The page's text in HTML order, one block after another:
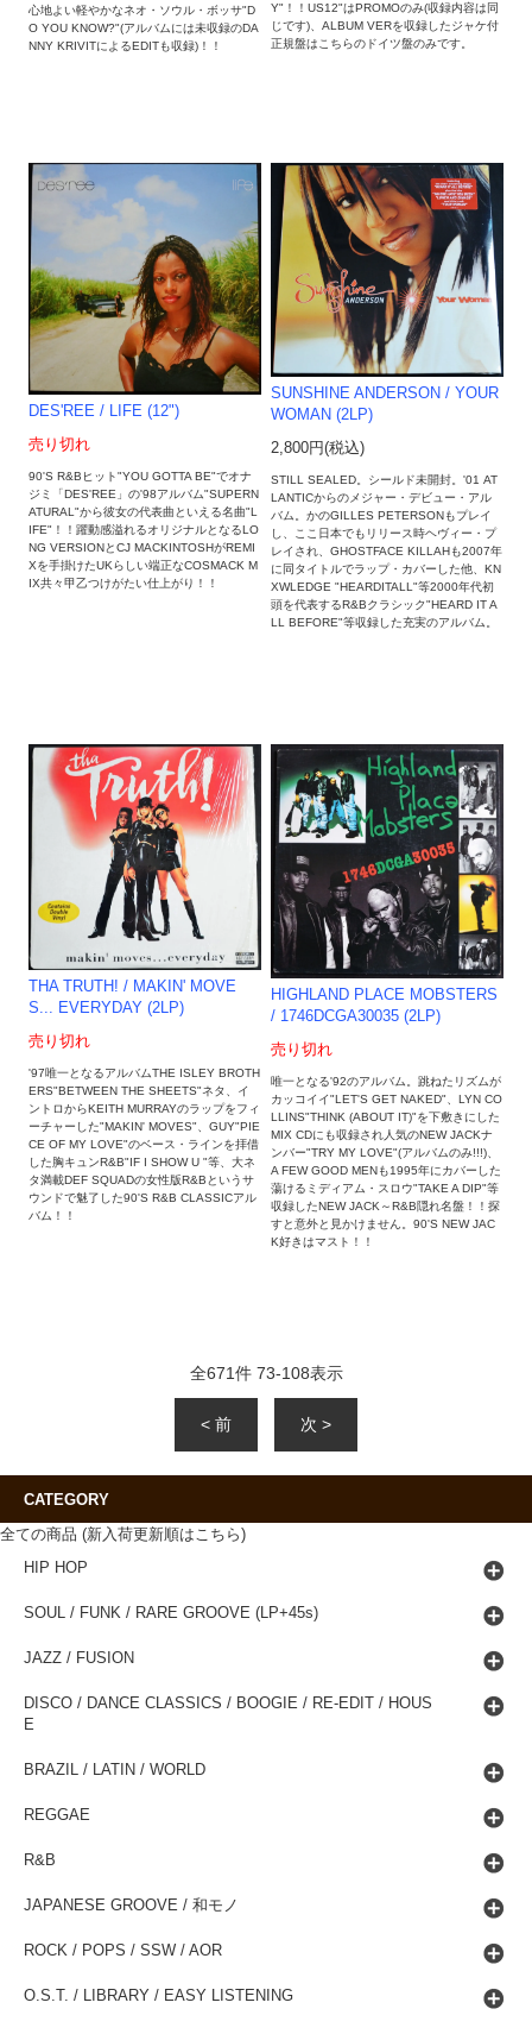
心地よい軽やかなネオ・ソウル・ボッサ"D
O YOU KNOW?"(アルバムには未収録のDA
NNY KRIVITによるEDITも収録)！！
Y"！！US12"はPROMOのみ(収録内容は同
じです)、ALBUM VERを収録したジャケ付
正規盤はこちらのドイツ盤のみです。
DES'REE / LIFE (12")
売り切れ
90'S R&Bヒット"YOU GOTTA BE"でオナ
ジミ「DES'REE」の'98アルバム"SUPERN
ATURAL"から彼女の代表曲といえる名曲"L
IFE"！！躍動感溢れるオリジナルとなるLO
NG VERSIONとCJ MACKINTOSHがREMI
Xを手掛けたUKらしい端正なCOSMACK M
IX共々甲乙つけがたい仕上がり！！
SUNSHINE ANDERSON / YOUR
WOMAN (2LP)
2,800円(税込)
STILL SEALED。シールド未開封。'01 AT
LANTICからのメジャー・デビュー・アル
バム。かのGILLES PETERSONもプレイ
し、ここ日本でもリリース時ヘヴィー・プ
レイされ、GHOSTFACE KILLAHも2007年
に同タイトルでラップ・カバーした他、KN
XWLEDGE "HEARDITALL"等2000年代初
頭を代表するR&Bクラシック"HEARD IT A
LL BEFORE"等収録した充実のアルバム。
THA TRUTH! / MAKIN' MOVE
S... EVERYDAY (2LP)
売り切れ
'97唯一となるアルバムTHE ISLEY BROTH
ERS"BETWEEN THE SHEETS"ネタ、イ
ントロからKEITH MURRAYのラップをフィ
ーチャーした"MAKIN' MOVES"、GUY"PIE
CE OF MY LOVE"のベース・ラインを拝借
した胸キュンR&B"IF I SHOW U "等、大ネ
タ満載DEF SQUADの女性版R&Bというサ
ウンドで魅了した90'S R&B CLASSICアル
バム！！
HIGHLAND PLACE MOBSTERS
/ 1746DCGA30035 (2LP)
売り切れ
唯一となる'92のアルバム。跳ねたリズムが
カッコイイ"LET'S GET NAKED"、LYN CO
LLINS"THINK (ABOUT IT)"を下敷きにした
MIX CDにも収録され人気のNEW JACKナ
ンバー"TRY MY LOVE"(アルバムのみ!!!)、
A FEW GOOD MENも1995年にカバーした
蕩けるミディアム・スロウ"TAKE A DIP"等
収録したNEW JACK～R&B隠れ名盤！！探
すと意外と見かけません。90'S NEW JAC
K好きはマスト！！
全671件 73-108表示
< 前 次 >
CATEGORY
全ての商品 (新入荷更新順はこちら)
HIP HOP
SOUL / FUNK / RARE GROOVE (LP+45s)
JAZZ / FUSION
DISCO / DANCE CLASSICS / BOOGIE / RE-EDIT / HOUS
E
BRAZIL / LATIN / WORLD
REGGAE
R&B
JAPANESE GROOVE / 和モノ
ROCK / POPS / SSW / AOR
O.S.T. / LIBRARY / EASY LISTENING